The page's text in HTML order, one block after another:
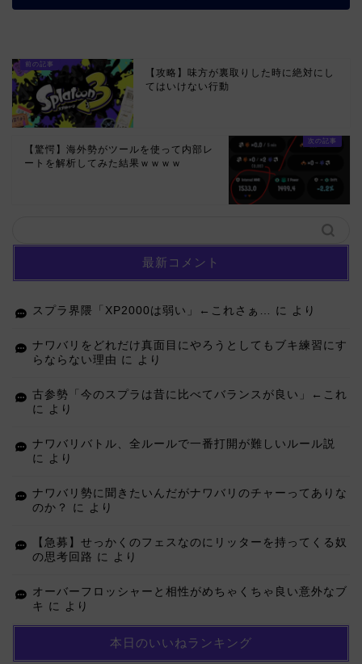
【攻略】味方が裏取りした時に絶対にし
てはいけない行動
【驚愕】海外勢がツールを使って内部レ
ートを解析してみた結果ｗｗｗｗ
最新コメント
スプラ界隈「XP2000は弱い」←これさぁ… に より
ナワバリをどれだけ真面目にやろうとしてもブキ練習にす
らならない理由 に より
古参勢「今のスプラは昔に比べてバランスが良い」←これ
に より
ナワバリバトル、全ルールで一番打開が難しいルール説
に より
ナワバリ勢に聞きたいんだがナワバリのチャーってありな
のか？
に より
【急募】せっかくのフェスなのにリッターを持ってくる奴
の思考回路 に より
オーバーフロッシャーと相性がめちゃくちゃ良い意外なブ
キ に より
本日のいいねランキング